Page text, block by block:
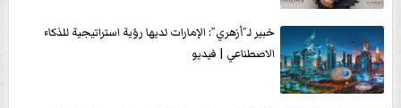
خبير لـ”أزهري”: الإمارات لديها رؤية استراتيجية للذكاء
الاصطناعي | فيديو